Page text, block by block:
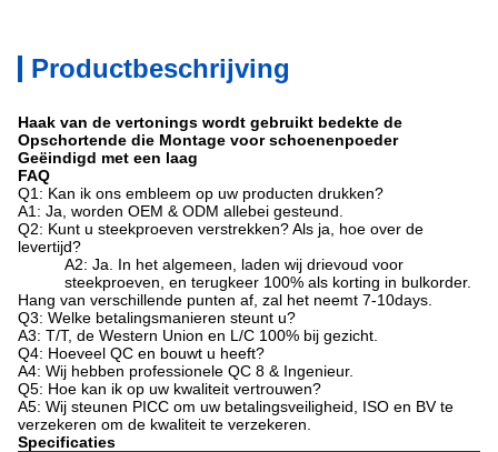
Productbeschrijving
Haak van de vertonings wordt gebruikt bedekte de
Opschortende die Montage voor schoenenpoeder
Geëindigd met een laag
FAQ
Q1: Kan ik ons embleem op uw producten drukken?
A1: Ja, worden OEM & ODM allebei gesteund.
Q2: Kunt u steekproeven verstrekken? Als ja, hoe over de
levertijd?
A2: Ja. In het algemeen, laden wij drievoud voor
steekproeven, en terugkeer 100% als korting in bulkorder.
Hang van verschillende punten af, zal het neemt 7-10days.
Q3: Welke betalingsmanieren steunt u?
A3: T/T, de Western Union en L/C 100% bij gezicht.
Q4: Hoeveel QC en bouwt u heeft?
A4: Wij hebben professionele QC 8 & Ingenieur.
Q5: Hoe kan ik op uw kwaliteit vertrouwen?
A5: Wij steunen PICC om uw betalingsveiligheid, ISO en BV te
verzekeren om de kwaliteit te verzekeren.
Specificaties